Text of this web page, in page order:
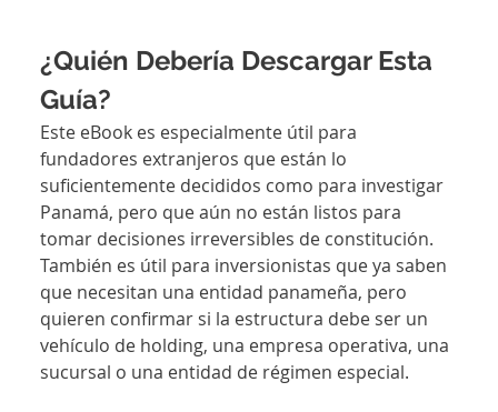
¿Quién Debería Descargar Esta
Guía?
Este eBook es especialmente útil para
fundadores extranjeros que están lo
suficientemente decididos como para investigar
Panamá, pero que aún no están listos para
tomar decisiones irreversibles de constitución.
También es útil para inversionistas que ya saben
que necesitan una entidad panameña, pero
quieren confirmar si la estructura debe ser un
vehículo de holding, una empresa operativa, una
sucursal o una entidad de régimen especial.